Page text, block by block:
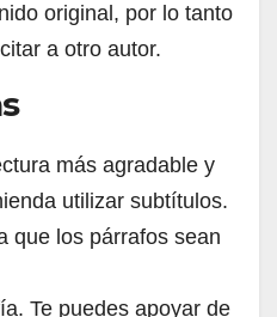
original, por lo tanto
a otro autor.
más agradable y
utilizar subtítulos.
que los párrafos sean
Te puedes apoyar de